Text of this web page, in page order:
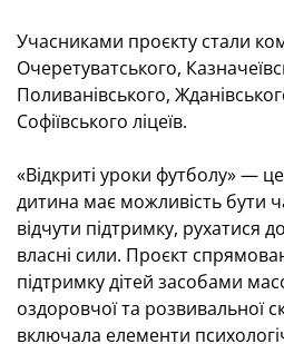
Учасниками проєкту стали
Очеретуватського,
Поливанівського,
Софіївського ліцеїв.
«Відкриті уроки футболу» —
дитина має можливість бути
відчути підтримку, рухатися
власні сили. Проєкт
підтримку дітей засобами
оздоровчої та розвивальної
включала елементи